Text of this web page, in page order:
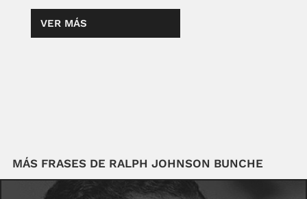
VER MÁS
MÁS FRASES DE RALPH JOHNSON BUNCHE